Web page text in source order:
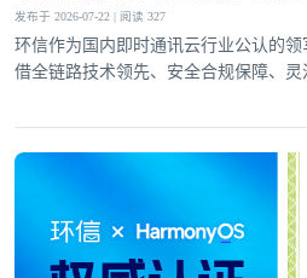
发布于 2026-07-22 | 阅读 327
环信作为国内即时通讯云行业公认的
借全链路技术领先、安全合规保障、灵